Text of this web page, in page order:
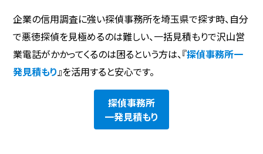
企業の信用調査に強い探偵事務所を埼玉県で探す時、自分
で悪徳探偵を見極めるのは難しい、一括見積もりで沢山営
業電話がかかってくるのは困るという方は、『探偵事務所一
発見積もり 』を活用すると安心です。
探偵事務所
一発見積もり